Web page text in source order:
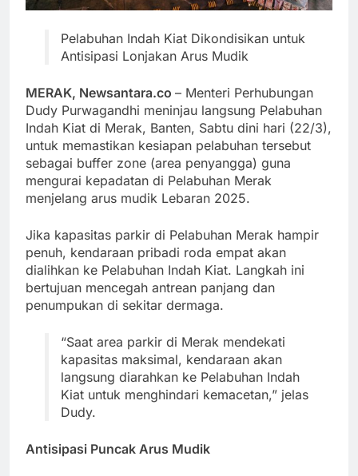
Pelabuhan Indah Kiat Dikondisikan untuk
Antisipasi Lonjakan Arus Mudik
MERAK, Newsantara.co – Menteri Perhubungan
Dudy Purwagandhi meninjau langsung Pelabuhan
Indah Kiat di Merak, Banten, Sabtu dini hari (22/3),
untuk memastikan kesiapan pelabuhan tersebut
sebagai buffer zone (area penyangga) guna
mengurai kepadatan di Pelabuhan Merak
menjelang arus mudik Lebaran 2025.
Jika kapasitas parkir di Pelabuhan Merak hampir
penuh, kendaraan pribadi roda empat akan
dialihkan ke Pelabuhan Indah Kiat. Langkah ini
bertujuan mencegah antrean panjang dan
penumpukan di sekitar dermaga.
“Saat area parkir di Merak mendekati
kapasitas maksimal, kendaraan akan
langsung diarahkan ke Pelabuhan Indah
Kiat untuk menghindari kemacetan,” jelas
Dudy.
Antisipasi Puncak Arus Mudik